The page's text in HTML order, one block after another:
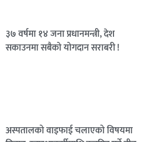
३७ वर्षमा १४ जना प्रधानमन्त्री, देश
सकाउनमा सबैको योगदान सराबरी !
अस्पतालको वाइफाई चलाएको विषयमा